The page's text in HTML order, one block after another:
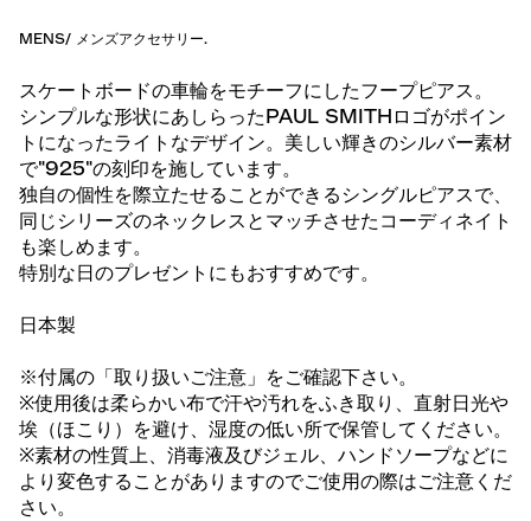
MENS/ メンズアクセサリー.
スケートボードの車輪をモチーフにしたフープピアス。
シンプルな形状にあしらったPAUL SMITHロゴがポイン
トになったライトなデザイン。美しい輝きのシルバー素材
で"925"の刻印を施しています。
独自の個性を際立たせることができるシングルピアスで、
同じシリーズのネックレスとマッチさせたコーディネイト
も楽しめます。
特別な日のプレゼントにもおすすめです。
日本製
※付属の「取り扱いご注意」をご確認下さい。
※使用後は柔らかい布で汗や汚れをふき取り、直射日光や
埃（ほこり）を避け、湿度の低い所で保管してください。
※素材の性質上、消毒液及びジェル、ハンドソープなどに
より変色することがありますのでご使用の際はご注意くだ
さい。